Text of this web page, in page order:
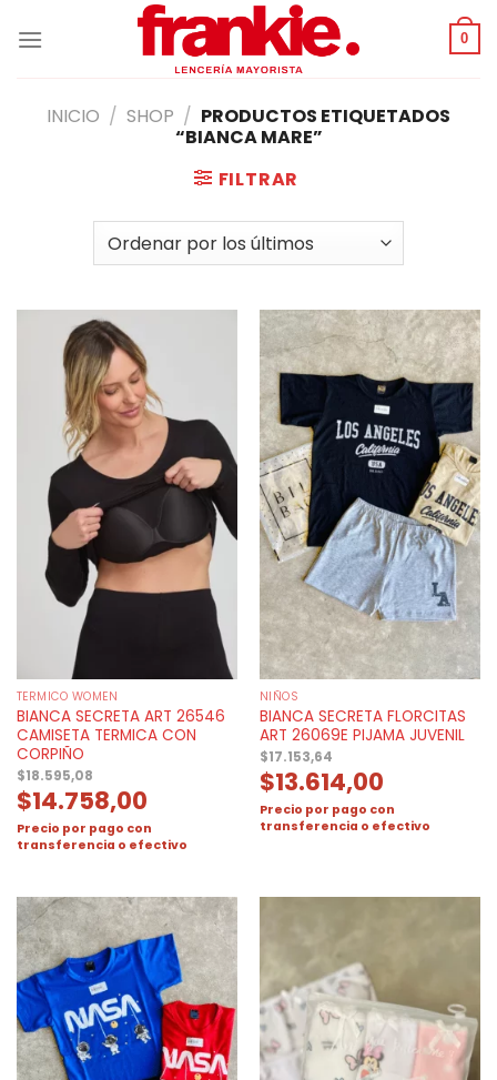
0
INICIO / SHOP / PRODUCTOS ETIQUETADOS
“BIANCA MARE”
FILTRAR
TERMICO WOMEN
BIANCA SECRETA ART 26546
CAMISETA TERMICA CON
CORPIÑO
$18.595,08
$14.758,00
Precio por pago con
transferencia o efectivo
NIÑOS
BIANCA SECRETA FLORCITAS
ART 26069E PIJAMA JUVENIL
$17.153,64
$13.614,00
Precio por pago con
transferencia o efectivo